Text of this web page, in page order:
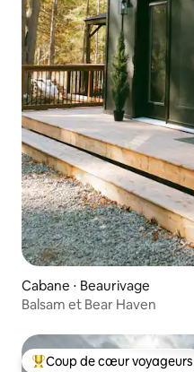
Cabane ⋅ Beaurivage
Balsam et Bear Haven
Coup de cœur voyageurs